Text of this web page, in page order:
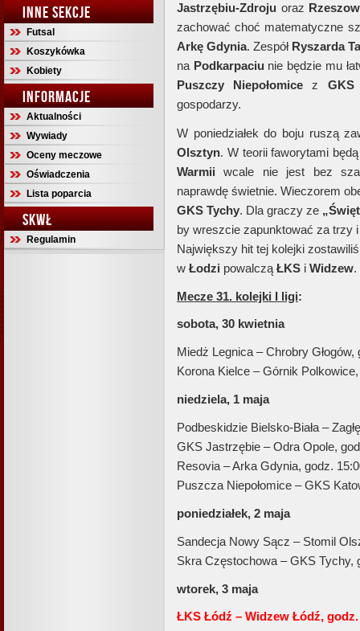
INNE SEKCJE
Futsal
Koszykówka
Kobiety
INFORMACJE
Aktualności
Wywiady
Oceny meczowe
Oświadczenia
Lista poparcia
SKWŁ
Regulamin
Jastrzębiu-Zdroju oraz
zachować choć matematyczne
Arkę Gdynia. Zespół Ryszarda
na Podkarpaciu nie będzie mu
Puszczy Niepołomicez GKS
gospodarzy.
W poniedziałek do boju ruszą
Olsztyn. W teorii faworytami
Warmiiwcale nie jest bez
naprawdę świetnie. Wieczorem
GKS Tychy. Dla graczy ze
by wreszcie zapunktować za trzy
Największy hit tej kolejki
w Łodzi powalczą ŁKS i Widzew.
Mecze 31. kolejki I ligi:
sobota, 30 kwietnia
Miedż Legnica – Chrobry Głogów,
Korona Kielce – Górnik
niedziela, 1 maja
Podbeskidzie Bielsko-Biała –
GKS Jastrzębie – Odra Opole,
Resovia – Arka Gdynia, godz.
Puszcza Niepołomice – GKS
poniedziałek, 2 maja
Sandecja Nowy Sącz – Stomil
Skra Częstochowa – GKS Tychy,
wtorek, 3 maja
ŁKS Łódź – Widzew Łódź, godz.